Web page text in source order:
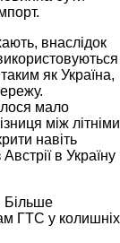
внаслідок
як Україна,
мало
між літніми
навіть
в Україну
Більше
ГТС у колишніх